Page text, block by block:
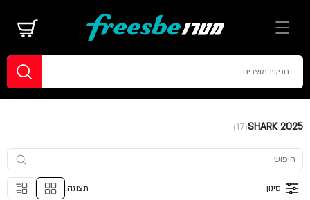
SHARK 2025
(17)
סינון תצוגה: